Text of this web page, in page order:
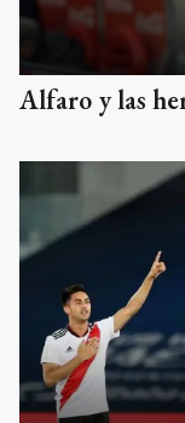
Alfaro y las